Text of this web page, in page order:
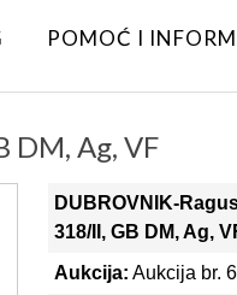
POMOĆ I
DM, Ag, VF
DUBROVNIK-
318/II, GB DM, Ag,
Aukcija: Aukcija br.